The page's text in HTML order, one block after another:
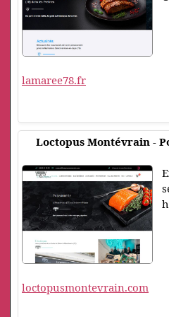
lamaree78.fr
Loctopus Montévrain -
loctopusmontevrain.com